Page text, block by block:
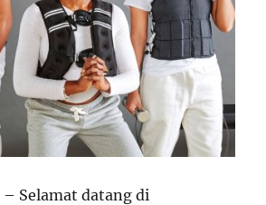
– Selamat datang di